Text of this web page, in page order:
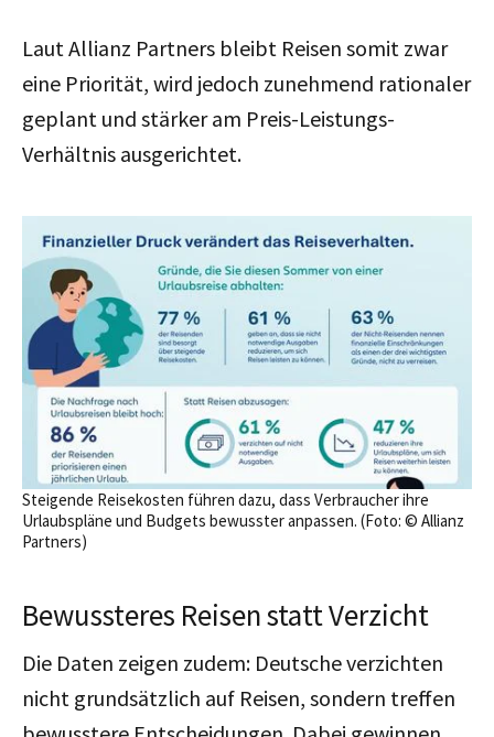
Laut Allianz Partners bleibt Reisen somit zwar
eine Priorität, wird jedoch zunehmend rationaler
geplant und stärker am Preis-Leistungs-
Verhältnis ausgerichtet.
Steigende Reisekosten führen dazu, dass Verbraucher ihre
Urlaubspläne und Budgets bewusster anpassen. (Foto: © Allianz
Partners)
Bewussteres Reisen statt Verzicht
Die Daten zeigen zudem: Deutsche verzichten
nicht grundsätzlich auf Reisen, sondern treffen